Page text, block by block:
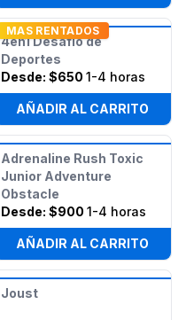
MAS RENTADOS
4en1 Desafío de
Deportes
Desde: $650 1-4 horas
AÑADIR AL CARRITO
Adrenaline Rush Toxic
Junior Adventure
Obstacle
Desde: $900 1-4 horas
AÑADIR AL CARRITO
Joust